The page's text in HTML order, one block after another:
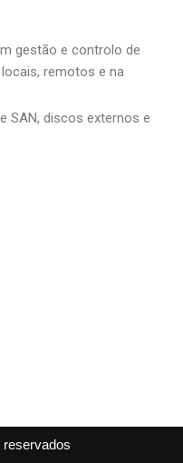
gestão e controlo de
remotos e na
SAN, discos externos e